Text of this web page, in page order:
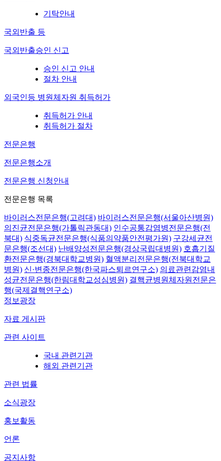
기탁안내
국외반출 등
국외반출승인 신고
승인 신고 안내
절차 안내
외국인등 병원체자원 취득허가
취득허가 안내
취득허가 절차
전문은행
전문은행소개
전문은행 신청안내
전문은행 목록
바이러스전문은행(고려대) 바이러스전문은행(서울아산병원)
의진균전문은행(가톨릭관동대) 인수공통감염병전문은행(전
북대) 식중독균전문은행(식품의약품안전평가원) 구강세균전
문은행(조선대) 난배양성전문은행(경상국립대병원) 호흡기질
환전문은행(경북대학교병원) 혈액분리전문은행(전북대학교
병원) 신·변종전문은행(한국파스퇴르연구소) 의료관련감염내
성균전문은행(한림대학교성심병원) 결핵균병원체자원전문은
행(국제결핵연구소)
정보광장
자료 게시판
관련 사이트
국내 관련기관
해외 관련기관
관련 법률
소식광장
홍보활동
언론
공지사항